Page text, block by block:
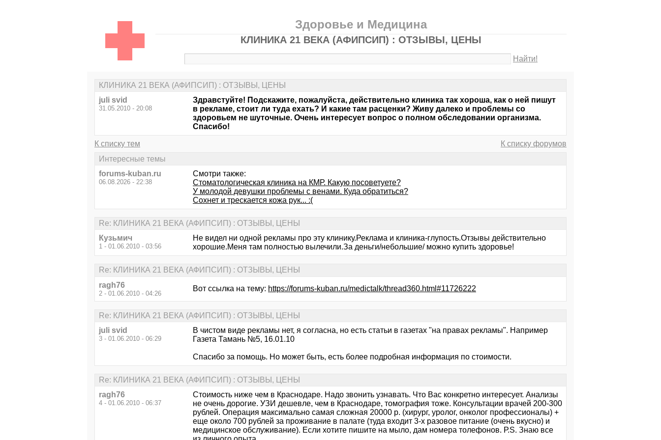
Здоровье и Медицина
КЛИНИКА 21 ВЕКА (АФИПСИП) : ОТЗЫВЫ, ЦЕНЫ
Найти!
КЛИНИКА 21 ВЕКА (АФИПСИП) : ОТЗЫВЫ, ЦЕНЫ
juli svid
31.05.2010 - 20:08
Здравстуйте! Подскажите, пожалуйста, действительно клиника так хороша, как о ней пишут
в рекламе, стоит ли туда ехать? И какие там расценки? Живу далеко и проблемы со
здоровьем не шуточные. Очень интересует вопрос о полном обследовании организма.
Спасибо!
К списку тем
К списку форумов
Интересные темы
forums-kuban.ru
06.08.2026 - 22:38
Смотри также:
Стоматологическая клиника на КМР. Какую посоветуете?
У молодой девушки проблемы с венами. Куда обратиться?
Сохнет и трескается кожа рук... :(
Re: КЛИНИКА 21 ВЕКА (АФИПСИП) : ОТЗЫВЫ, ЦЕНЫ
Кузьмич
1 - 01.06.2010 - 03:56
Не видел ни одной рекламы про эту клинику.Реклама и клиника-глупость.Отзывы действительно
хорошие.Меня там полностью вылечили.За деньги/небольшие/ можно купить здоровье!
Re: КЛИНИКА 21 ВЕКА (АФИПСИП) : ОТЗЫВЫ, ЦЕНЫ
ragh76
2 - 01.06.2010 - 04:26
Вот ссылка на тему: https://forums-kuban.ru/medictalk/thread360.html#11726222
Re: КЛИНИКА 21 ВЕКА (АФИПСИП) : ОТЗЫВЫ, ЦЕНЫ
juli svid
3 - 01.06.2010 - 06:29
В чистом виде рекламы нет, я согласна, но есть статьи в газетах "на правах рекламы". Например
Газета Тамань №5, 16.01.10
Спасибо за помощь. Но может быть, есть более подробная информация по стоимости.
Re: КЛИНИКА 21 ВЕКА (АФИПСИП) : ОТЗЫВЫ, ЦЕНЫ
ragh76
4 - 01.06.2010 - 06:37
Стоимость ниже чем в Краснодаре. Надо звонить узнавать. Что Вас конкретно интересует. Анализы
не очень дорогие. УЗИ дешевле, чем в Краснодаре, томография тоже. Консультации врачей 200-300
рублей. Операция максимально самая сложная 20000 р. (хирург, уролог, онколог профессионалы) +
еще около 700 рублей за проживание в палате (туда входит 3-х разовое питание (очень вкусно) и
медицинское обслуживание). Если хотите пишите на мыло, дам номера толефонов. Р.S. Знаю все